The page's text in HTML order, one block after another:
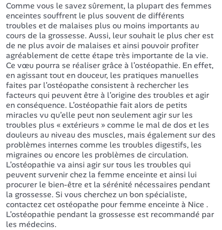
Comme vous le savez sûrement, la plupart des femmes
enceintes souffrent le plus souvent de différents
troubles et de malaises plus ou moins importants au
cours de la grossesse. Aussi, leur souhait le plus cher est
de ne plus avoir de malaises et ainsi pouvoir profiter
agréablement de cette étape très importante de la vie.
Ce vœu pourra se réaliser grâce à l’ostéopathie. En effet,
en agissant tout en douceur, les pratiques manuelles
faites par l’ostéopathe consistent à rechercher les
facteurs qui peuvent être à l’origine des troubles et agir
en conséquence. L’ostéopathie fait alors de petits
miracles vu qu’elle peut non seulement agir sur les
troubles plus « extérieurs » comme le mal de dos et les
douleurs au niveau des muscles, mais également sur des
problèmes internes comme les troubles digestifs, les
migraines ou encore les problèmes de circulation.
L’ostéopathie va ainsi agir sur tous les troubles qui
peuvent survenir chez la femme enceinte et ainsi lui
procurer le bien-être et la sérénité nécessaires pendant
la grossesse. Si vous cherchez un bon spécialiste,
contactez cet ostéopathe pour femme enceinte à Nice .
L’ostéopathie pendant la grossesse est recommandé par
les médecins.